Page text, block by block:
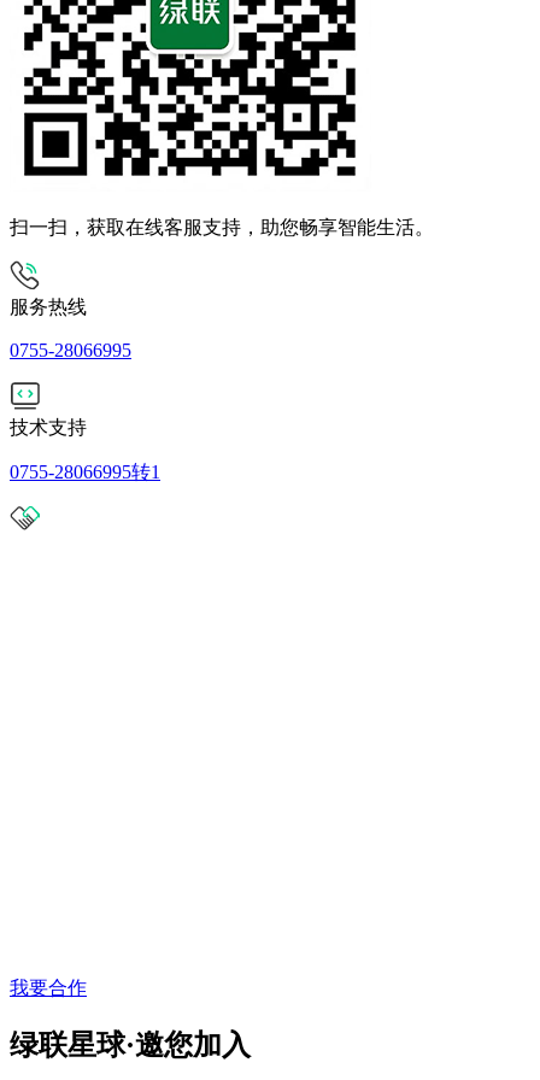
扫一扫，获取在线客服支持，助您畅享智能生活。
服务热线
0755-28066995
技术支持
0755-28066995转1
我要合作
绿联星球·邀您加入